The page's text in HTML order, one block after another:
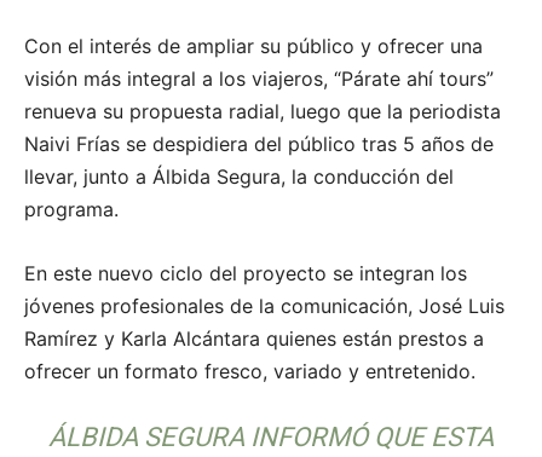
Con el interés de ampliar su público y ofrecer una
visión más integral a los viajeros, “Párate ahí tours”
renueva su propuesta radial, luego que la periodista
Naivi Frías se despidiera del público tras 5 años de
llevar, junto a Álbida Segura, la conducción del
programa.
En este nuevo ciclo del proyecto se integran los
jóvenes profesionales de la comunicación, José Luis
Ramírez y Karla Alcántara quienes están prestos a
ofrecer un formato fresco, variado y entretenido.
ÁLBIDA SEGURA INFORMÓ QUE ESTA